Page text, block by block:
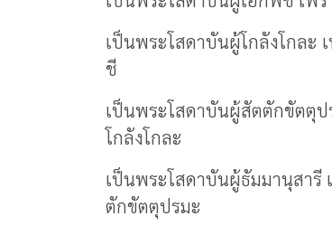
เป็นพระโสดาบันผู้โกลังโกละ
ชี
เป็นพระโสดาบันผู้สัตตักขัตตุ
โกลังโกละ
เป็นพระโสดาบันผู้ธัมมานุสา
ตักขัตตุปรมะ